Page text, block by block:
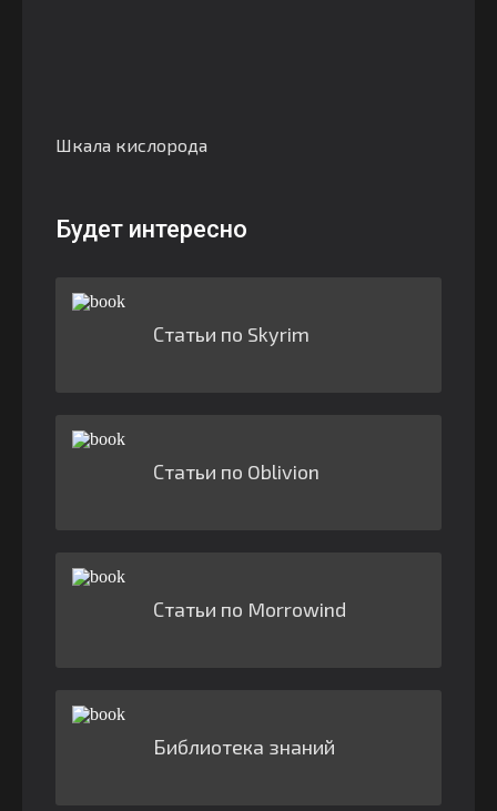
Шкала кислорода
Будет интересно
Статьи по Skyrim
Статьи по Oblivion
Статьи по Morrowind
Библиотека знаний